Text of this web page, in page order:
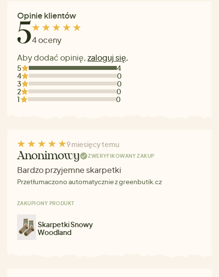
Opinie klientów
54 oceny
Aby dodać opinię,zaloguj się.
5
4
4
0
3
0
2
0
1
0
9 miesięcy temu
Anonimowy ZWERYFIKOWANY ZAKUP
Bardzo przyjemne skarpetki
Przetłumaczono automatycznie z greenbutik.cz
ZAKUPIONY PRODUKT
Skarpetki Snowy
Woodland